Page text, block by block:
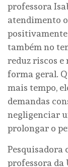
professora
atendimento
positivamente
também no
reduz riscos e
forma geral.
mais tempo,
demandas
negligenciar
prolongar o
Pesquisadora
professora da